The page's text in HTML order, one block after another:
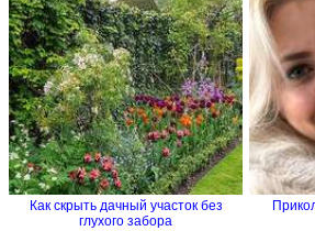
Как cкрыть дачный участок без
глухого забора